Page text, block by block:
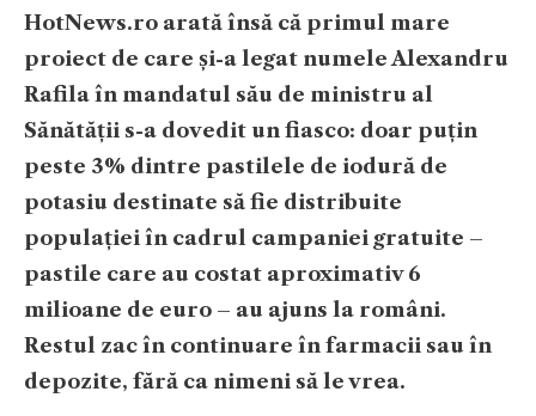
HotNews.ro arată însă că primul mare
proiect de care și-a legat numele Alexandru
Rafila în mandatul său de ministru al
Sănătății s-a dovedit un fiasco: doar puțin
peste 3% dintre pastilele de iodură de
potasiu destinate să fie distribuite
populației în cadrul campaniei gratuite –
pastile care au costat aproximativ 6
milioane de euro – au ajuns la români.
Restul zac în continuare în farmacii sau în
depozite, fără ca nimeni să le vrea.